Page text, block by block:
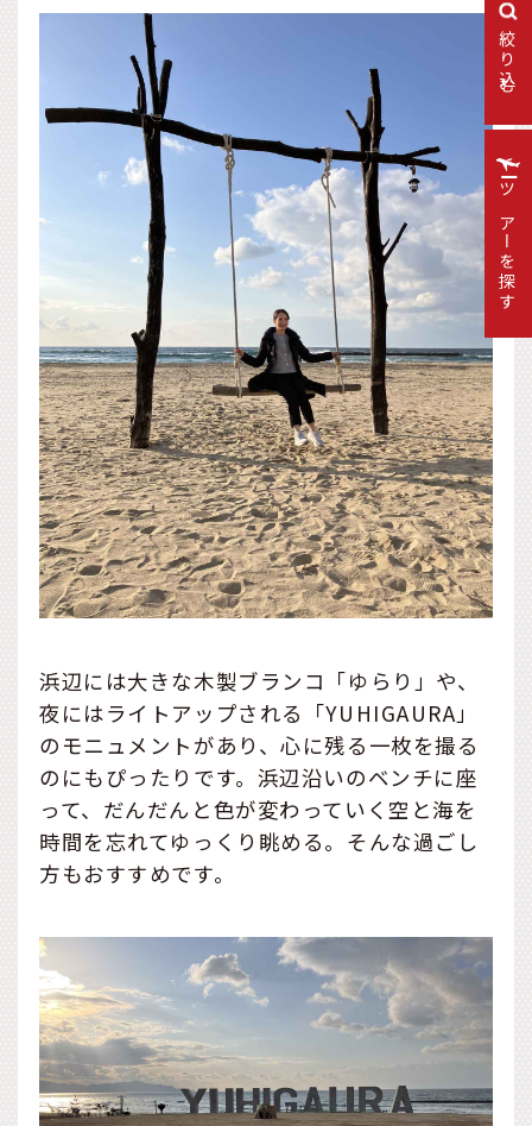
絞り込む
浜辺には大きな木製ブランコ「ゆらり」や、
夜にはライトアップされる「YUHIGAURA」
のモニュメントがあり、心に残る一枚を撮る
のにもぴったりです。浜辺沿いのベンチに座
って、だんだんと色が変わっていく空と海を
時間を忘れてゆっくり眺める。そんな過ごし
方もおすすめです。
ツアーを探す